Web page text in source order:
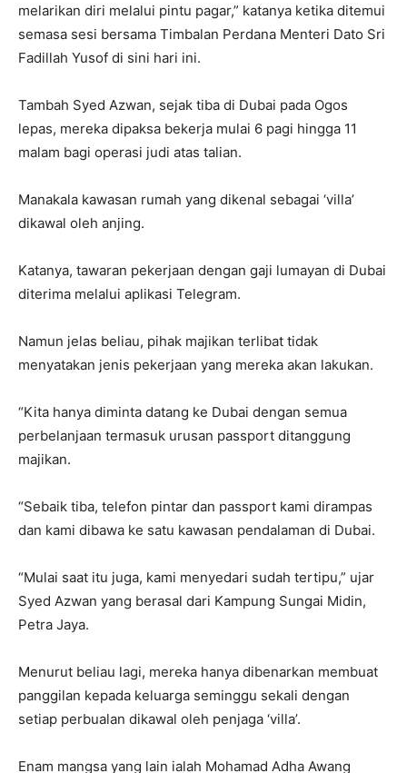
melarikan diri melalui pintu pagar,” katanya ketika ditemui
semasa sesi bersama Timbalan Perdana Menteri Dato Sri
Fadillah Yusof di sini hari ini.
Tambah Syed Azwan, sejak tiba di Dubai pada Ogos
lepas, mereka dipaksa bekerja mulai 6 pagi hingga 11
malam bagi operasi judi atas talian.
Manakala kawasan rumah yang dikenal sebagai ‘villa’
dikawal oleh anjing.
Katanya, tawaran pekerjaan dengan gaji lumayan di Dubai
diterima melalui aplikasi Telegram.
Namun jelas beliau, pihak majikan terlibat tidak
menyatakan jenis pekerjaan yang mereka akan lakukan.
“Kita hanya diminta datang ke Dubai dengan semua
perbelanjaan termasuk urusan passport ditanggung
majikan.
“Sebaik tiba, telefon pintar dan passport kami dirampas
dan kami dibawa ke satu kawasan pendalaman di Dubai.
“Mulai saat itu juga, kami menyedari sudah tertipu,” ujar
Syed Azwan yang berasal dari Kampung Sungai Midin,
Petra Jaya.
Menurut beliau lagi, mereka hanya dibenarkan membuat
panggilan kepada keluarga seminggu sekali dengan
setiap perbualan dikawal oleh penjaga ‘villa’.
Enam mangsa yang lain ialah Mohamad Adha Awang